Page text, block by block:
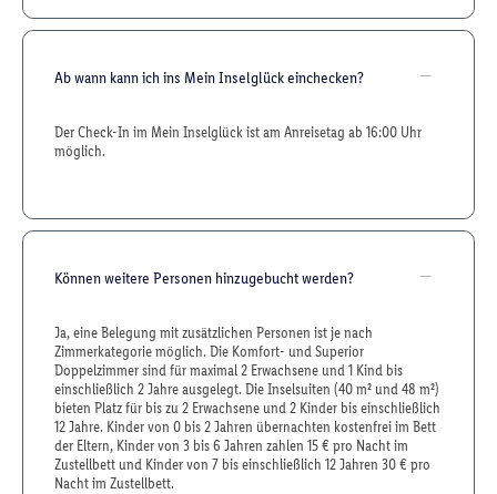
Ab wann kann ich ins Mein Inselglück einchecken?
Der Check-In im Mein Inselglück ist am Anreisetag ab 16:00 Uhr
möglich.
Können weitere Personen hinzugebucht werden?
Ja, eine Belegung mit zusätzlichen Personen ist je nach
Zimmerkategorie möglich. Die Komfort- und Superior
Doppelzimmer sind für maximal 2 Erwachsene und 1 Kind bis
einschließlich 2 Jahre ausgelegt. Die Inselsuiten (40 m² und 48 m²)
bieten Platz für bis zu 2 Erwachsene und 2 Kinder bis einschließlich
12 Jahre. Kinder von 0 bis 2 Jahren übernachten kostenfrei im Bett
der Eltern, Kinder von 3 bis 6 Jahren zahlen 15 € pro Nacht im
Zustellbett und Kinder von 7 bis einschließlich 12 Jahren 30 € pro
Nacht im Zustellbett.